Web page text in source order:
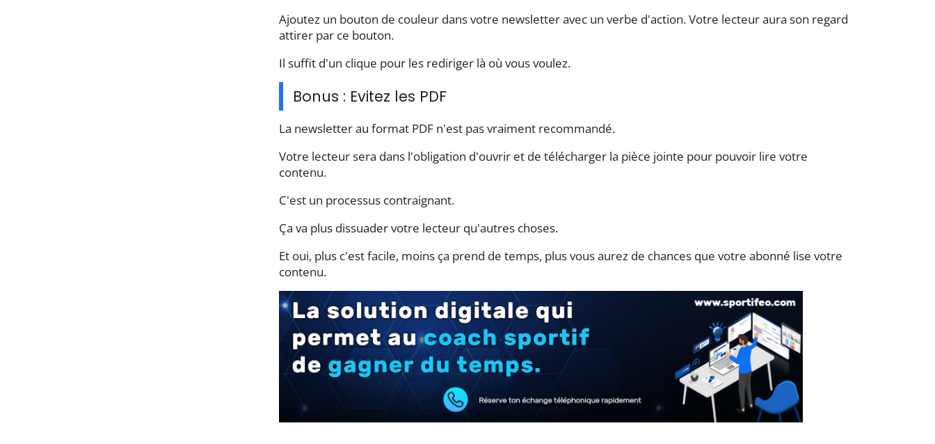
Ajoutez un bouton de couleur dans votre newsletter avec un verbe d'action. Votre lecteur aura son regard
attirer par ce bouton.
Il suffit d'un clique pour les rediriger là où vous voulez.
Bonus : Evitez les PDF
La newsletter au format PDF n'est pas vraiment recommandé.
Votre lecteur sera dans l'obligation d'ouvrir et de télécharger la pièce jointe pour pouvoir lire votre
contenu.
C'est un processus contraignant.
Ça va plus dissuader votre lecteur qu'autres choses.
Et oui, plus c'est facile, moins ça prend de temps, plus vous aurez de chances que votre abonné lise votre
contenu.